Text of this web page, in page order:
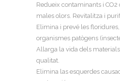
Redueix contaminants i CO2
males olors. Revitalitza i
Elimina i prevé les
organismes patògens
Allarga la vida dels
qualitat.
Elimina las esquerdes